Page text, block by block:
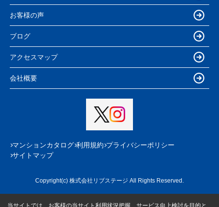
お客様の声
ブログ
アクセスマップ
会社概要
マンションカタログ 利用規約 プライバシーポリシー
サイトマップ
Copyright(c) 株式会社リブステージ All Rights Reserved.
当サイトでは、お客様の当サイト利用状況把握、サービス向上検討を目的と